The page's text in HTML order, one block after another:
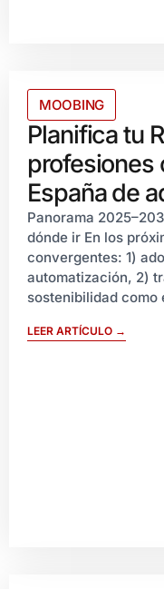
MOOBING
Planifica tu
profesiones
España de
Panorama
dónde ir En los
convergentes: 1)
automatización, 2)
sostenibilidad como
LEER ARTÍCULO →